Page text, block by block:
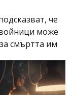
че
може
смъртта им